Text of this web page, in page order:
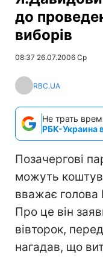
до
виборів
08:37 26.07.2006 Ср
RBC.UA
Не трать
РБК-Украина
Позачергові
можуть
вважає
Про це він
вівторок,
нагадав, що